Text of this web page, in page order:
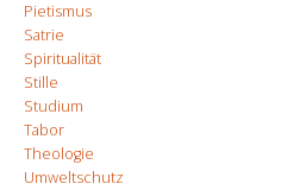
Pietismus
Satrie
Spiritualität
Stille
Studium
Tabor
Theologie
Umweltschutz